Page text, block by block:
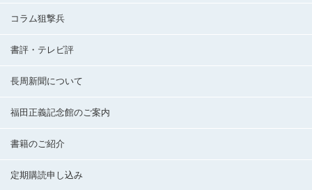
コラム狙撃兵
書評・テレビ評
長周新聞について
福田正義記念館のご案内
書籍のご紹介
定期購読申し込み